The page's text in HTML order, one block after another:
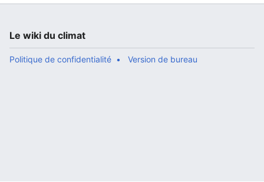
Le wiki du climat
Politique de confidentialité Version de bureau